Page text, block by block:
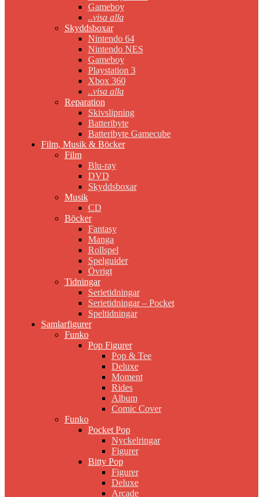
Gameboy
..visa alla
Skyddsboxar
Nintendo 64
Nintendo NES
Gameboy
Playstation 3
Xbox 360
..visa alla
Reparation
Skivslipning
Batteribyte
Batteribyte Gamecube
Film, Musik & Böcker
Film
Blu-ray
DVD
Skyddsboxar
Musik
CD
Böcker
Fantasy
Manga
Rollspel
Spelguider
Övrigt
Tidningar
Serietidningar
Serietidningar – Pocket
Speltidningar
Samlarfigurer
Funko
Pop Figurer
Pop & Tee
Deluxe
Moment
Rides
Album
Comic Cover
Funko
Pocket Pop
Nyckelringar
Figurer
Bitty Pop
Figurer
Deluxe
Arcade